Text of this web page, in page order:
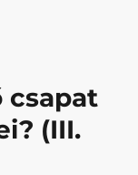
csapat
(III.